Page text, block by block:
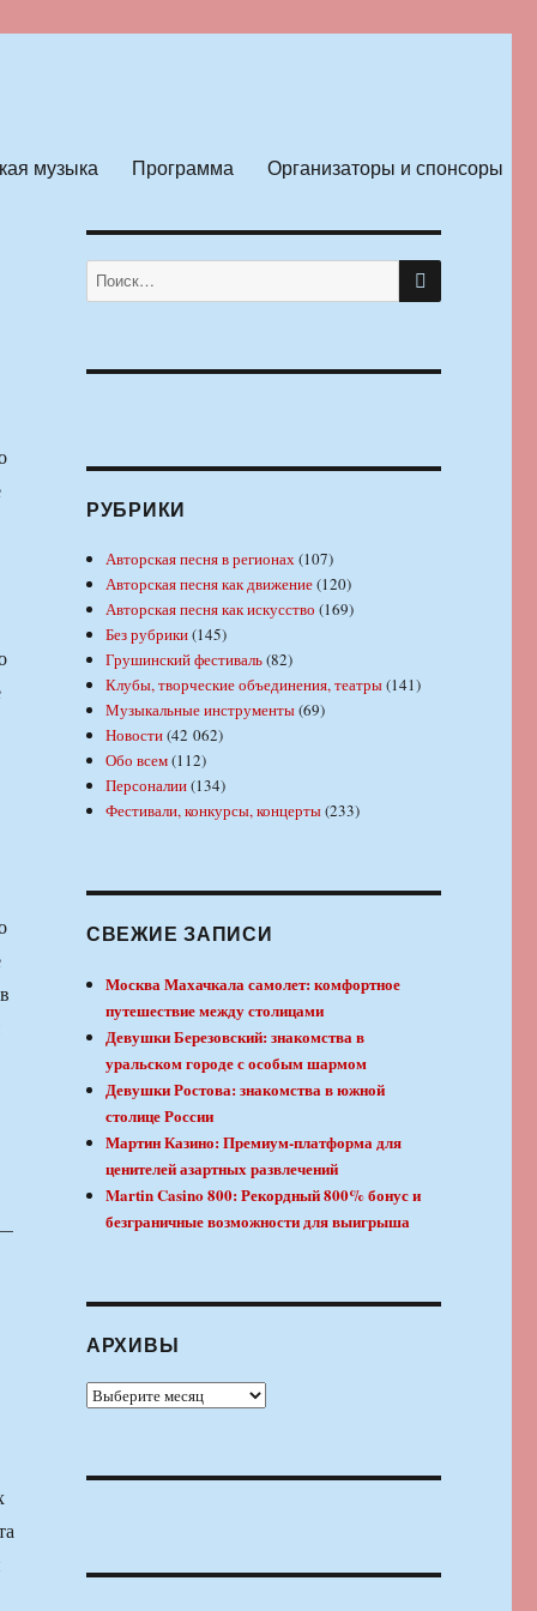
музыка Программа Организаторы и спонсоры
Искать: ПОИСК
РУБРИКИ
Авторская песня в регионах(107)
Авторская песня как движение(120)
Авторская песня как искусство (169)
Без рубрики(145)
Грушинский фестиваль(82)
Клубы, творческие объединения, театры(141)
Музыкальные инструменты(69)
Новости(42 062)
Обо всем(112)
Персоналии(134)
Фестивали, конкурсы, концерты(233)
СВЕЖИЕ ЗАПИСИ
Москва Махачкала самолет: комфортное
путешествие между столицами
Девушки Березовский: знакомства в
уральском городе с особым шармом
Девушки Ростова: знакомства в южной
столице России
Мартин Казино: Премиум-платформа для
ценителей азартных развлечений
Martin Casino 800: Рекордный 800% бонус и
безграничные возможности для выигрыша
АРХИВЫ
Архивы